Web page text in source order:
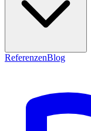
ReferenzenBlog